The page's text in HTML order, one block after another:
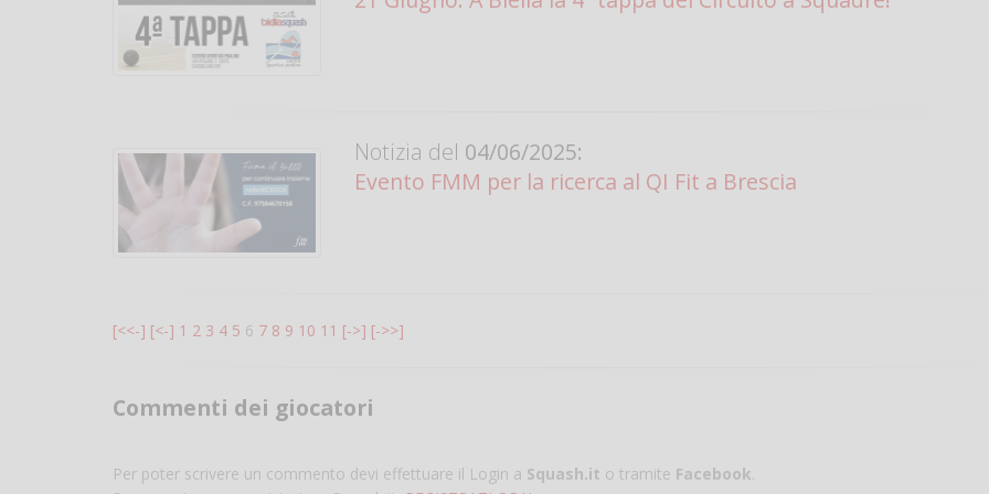
Notizia del 04/06/2025:
Evento FMM per la ricerca al QI Fit a Brescia
[<<-] [<-] 1 2 3 4 5 6 7 8 9 10 11 [->] [->>]
Commenti dei giocatori
Per poter scrivere un commento devi effettuare il Login a Squash.it o tramite Facebook.